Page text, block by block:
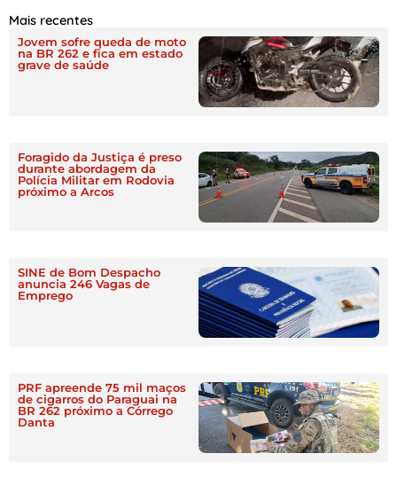
Mais recentes
Jovem sofre queda de moto
na BR 262 e fica em estado
grave de saúde
Foragido da Justiça é preso
durante abordagem da
Polícia Militar em Rodovia
próximo a Arcos
SINE de Bom Despacho
anuncia 246 Vagas de
Emprego
PRF apreende 75 mil maços
de cigarros do Paraguai na
BR 262 próximo a Córrego
Danta